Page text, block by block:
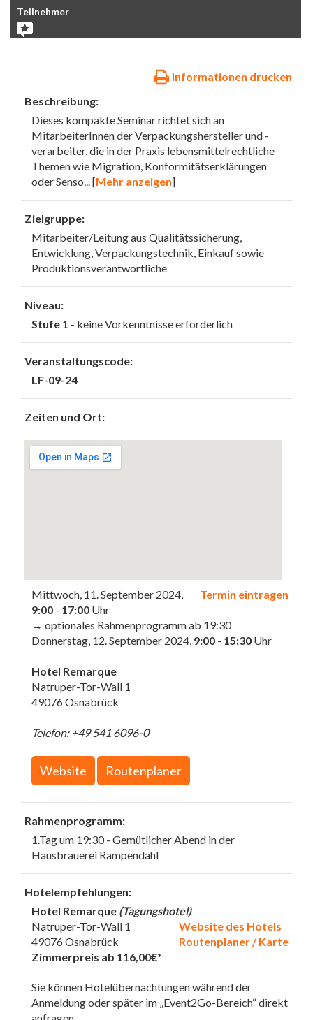
Teilnehmer
Informationen drucken
Beschreibung:
Dieses kompakte Seminar richtet sich an
MitarbeiterInnen der Verpackungshersteller und -
verarbeiter, die in der Praxis lebensmittelrechtliche
Themen wie Migration, Konformitätserklärungen
oder Senso... [Mehr anzeigen]
Zielgruppe:
Mitarbeiter/Leitung aus Qualitätssicherung,
Entwicklung, Verpackungstechnik, Einkauf sowie
Produktionsverantwortliche
Niveau:
Stufe 1 - keine Vorkenntnisse erforderlich
Veranstaltungscode:
LF-09-24
Zeiten und Ort:
Termin eintragen
Mittwoch, 11. September 2024,
9:00 - 17:00 Uhr
→ optionales Rahmenprogramm ab 19:30
Donnerstag, 12. September 2024, 9:00 - 15:30 Uhr
Hotel Remarque
Natruper-Tor-Wall 1
49076 Osnabrück
Telefon: +49 541 6096-0
Website Routenplaner
Rahmenprogramm:
1.Tag um 19:30 - Gemütlicher Abend in der
Hausbrauerei Rampendahl
Hotelempfehlungen:
Hotel Remarque (Tagungshotel)
Website des Hotels
Routenplaner / Karte
Natruper-Tor-Wall 1
49076 Osnabrück
Zimmerpreis ab 116,00€*
Sie können Hotelübernachtungen während der
Anmeldung oder später im „Event2Go-Bereich“ direkt